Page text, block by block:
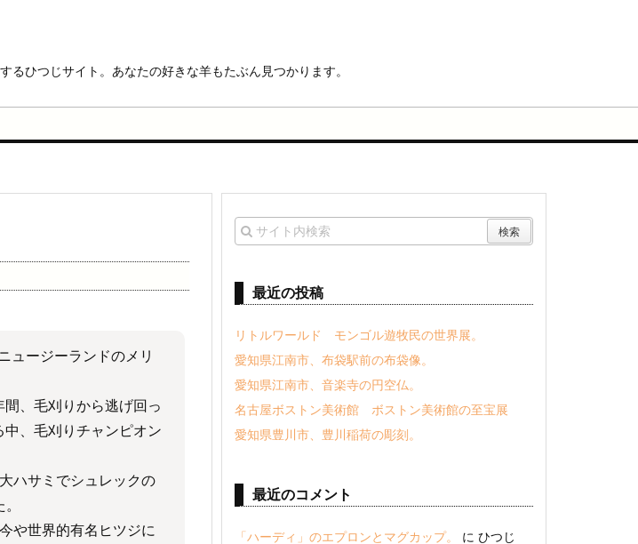
ひつじサイト。あなたの好きな羊もたぶん見つかります。
ュージーランドのメリ
、毛刈りから逃げ回っ
、毛刈りチャンピオン
ハサミでシュレックの
や世界的有名ヒツジに
最近の投稿
リトルワールド モンゴル遊牧民の世界展。
愛知県江南市、布袋駅前の布袋像。
愛知県江南市、音楽寺の円空仏。
名古屋ボストン美術館 ボストン美術館の至宝展
愛知県豊川市、豊川稲荷の彫刻。
最近のコメント
「ハーディ」のエプロンとマグカップ。 に ひつじ